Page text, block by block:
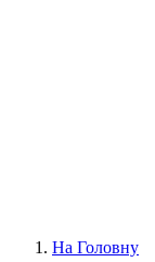
На Головну